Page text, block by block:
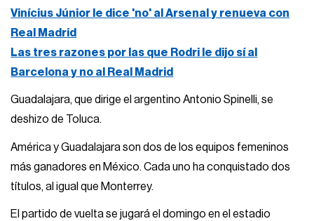
Vinícius Júnior le dice 'no' al Arsenal y renueva con
Real Madrid
Las tres razones por las que Rodri le dijo sí al
Barcelona y no al Real Madrid
Guadalajara, que dirige el argentino Antonio Spinelli, se
deshizo de Toluca.
América y Guadalajara son dos de los equipos femeninos
más ganadores en México. Cada uno ha conquistado dos
títulos, al igual que Monterrey.
El partido de vuelta se jugará el domingo en el estadio